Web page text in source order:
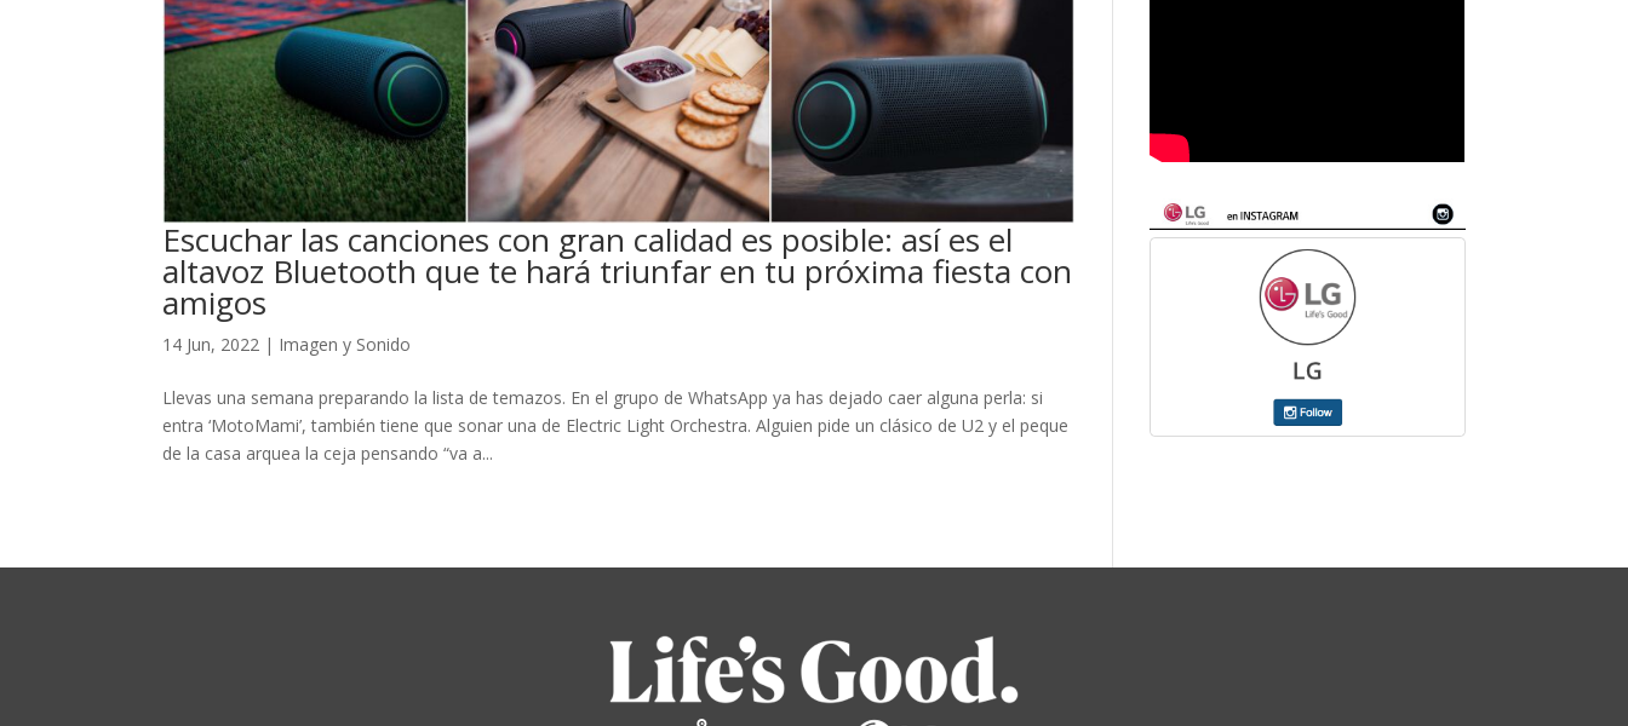
Escuchar las canciones con gran calidad es posible: así es el
altavoz Bluetooth que te hará triunfar en tu próxima fiesta con
amigos
14 Jun, 2022 | Imagen y Sonido
Llevas una semana preparando la lista de temazos. En el grupo de WhatsApp ya has dejado caer alguna perla: si
entra ‘MotoMami’, también tiene que sonar una de Electric Light Orchestra. Alguien pide un clásico de U2 y el peque
de la casa arquea la ceja pensando “va a...